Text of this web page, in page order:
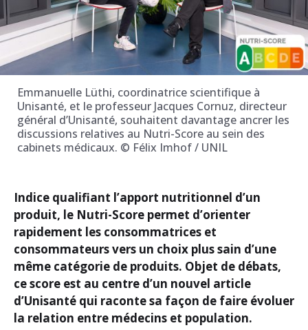
Emmanuelle Lüthi, coordinatrice scientifique à
Unisanté, et le professeur Jacques Cornuz, directeur
général d’Unisanté, souhaitent davantage ancrer les
discussions relatives au Nutri-Score au sein des
cabinets médicaux. © Félix Imhof / UNIL
Indice qualifiant l’apport nutritionnel d’un
produit, le Nutri-Score permet d’orienter
rapidement les consommatrices et
consommateurs vers un choix plus sain d’une
même catégorie de produits. Objet de débats,
ce score est au centre d’un nouvel article
d’Unisanté qui raconte sa façon de faire évoluer
la relation entre médecins et population.